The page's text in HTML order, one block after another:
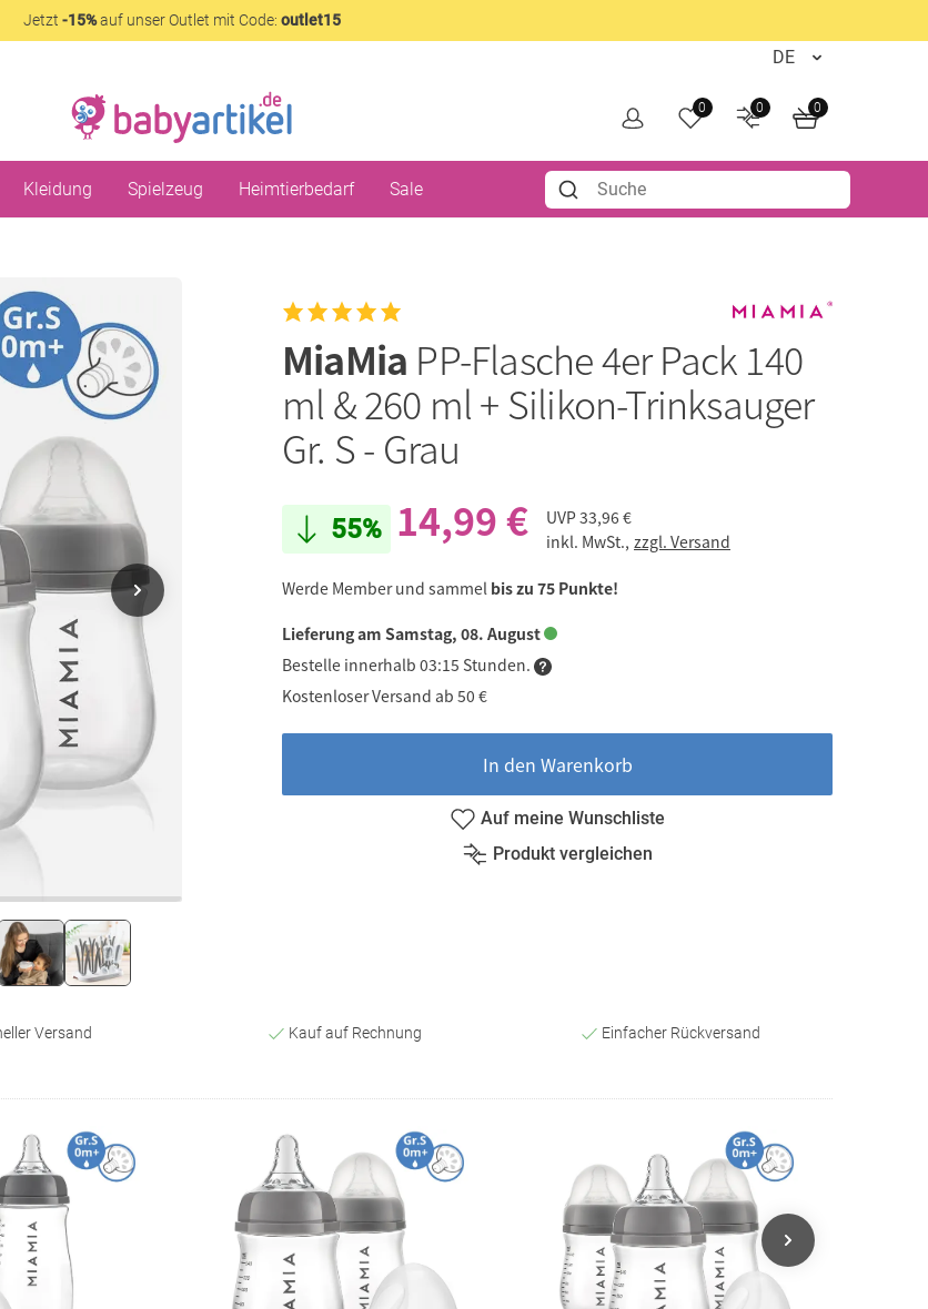
Jetzt -15%auf unser Outlet mit Code: outlet15
0 0 0
Kleidung Spielzeug Heimtierbedarf Sale
MiaMia PP-Flasche 4er Pack 140
ml & 260 ml + Silikon-Trinksauger
Gr. S - Grau
55% 14,99 € UVP33,96 €
inkl. MwSt., zzgl. Versand
Werde Member und sammel bis zu 75 Punkte!
Lieferung am Samstag, 08. August
Bestelle innerhalb 03:15 Stunden.
Kostenloser Versand ab 50 €
In den Warenkorb
Auf meine Wunschliste
Produkt vergleichen
Versand Kauf auf Rechnung Einfacher Rückversand